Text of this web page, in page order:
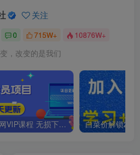
关注
0 715W+ 10876W+
，改变的是我们
全网VIP课程 无损下载~